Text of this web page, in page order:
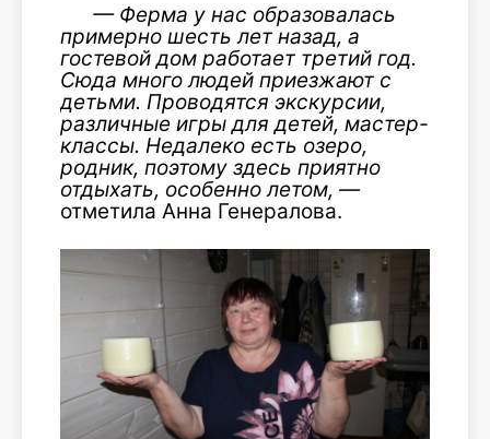
— Ферма у нас образовалась
примерно шесть лет назад, а
гостевой дом работает третий год.
Сюда много людей приезжают с
детьми. Проводятся экскурсии,
различные игры для детей, мастер-
классы. Недалеко есть озеро,
родник, поэтому здесь приятно
отдыхать, особенно летом, —
отметила Анна Генералова.